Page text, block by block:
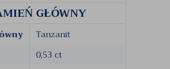
GŁÓWNY
Tanzanit
0,53 ct